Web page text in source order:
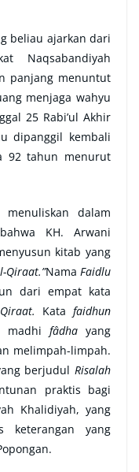
beliau ajarkan dari
Naqsabandiyah
panjang menuntut
menjaga wahyu
25 Rabi’ul Akhir
dipanggil kembali
92 tahun menurut
menuliskan dalam
KH. Arwani
kitab yang
Qiraat.”NamaFaidlu
dari empat kata
Qiraat. Katafaidhun
fâdhayang
melimpah-limpah.
berjudul Risalah
praktis bagi
Khalidiyah, yang
keterangan yang